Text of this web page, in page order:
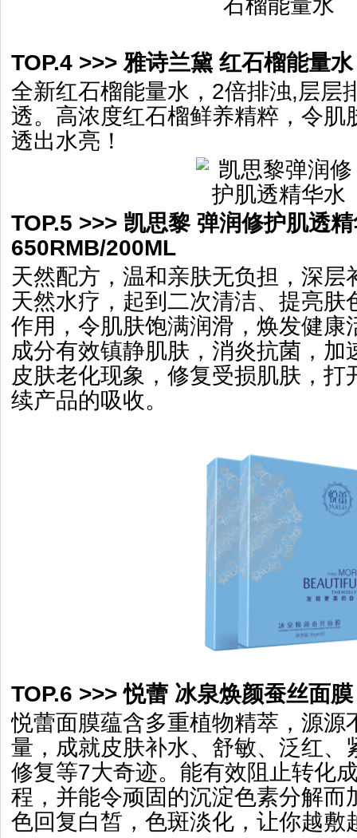
TOP.4 >>> 雅诗兰黛 红石榴能量
全新红石榴能量水，2倍排浊,层层
透。高浓度红石榴鲜养精粹，令肌
透出水亮！
TOP.5 >>> 凯思黎 弹润修护肌透
650RMB/200ML
天然配方，温和亲肤无负担，深层
天然水疗，起到二次清洁、提亮肤
作用，令肌肤饱满润滑，焕发健康
成分有效镇静肌肤，消炎抗菌，加
皮肤老化现象，修复受损肌肤，打
续产品的吸收。
TOP.6 >>> 悦蕾 冰泉焕颜蚕丝面
悦蕾面膜蕴含多重植物精萃，源源
量，成就皮肤补水、舒敏、泛红、
修复等7大奇迹。能有效阻止转化
程，并能令顽固的沉淀色素分解而
色回复白皙，色斑淡化，让你越敷